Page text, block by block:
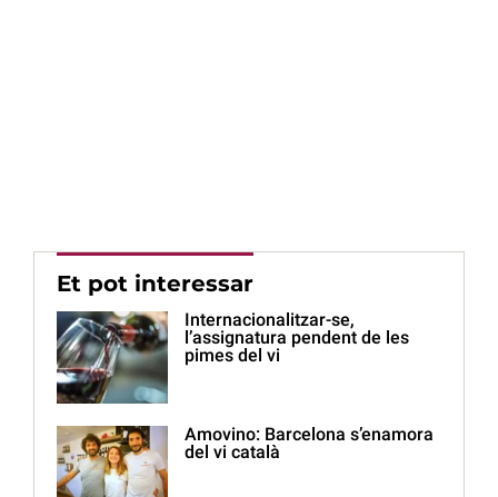
Et pot interessar
Internacionalitzar-se,
l’assignatura pendent de les
pimes del vi
Amovino: Barcelona s’enamora
del vi català